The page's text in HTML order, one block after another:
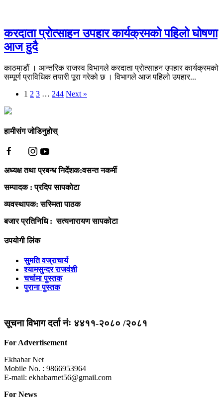
करदाता प्रोत्साहन उपहार कार्यक्रमको पहिलो घोषणा
आज हुदै
काठमाडौं । आन्तरिक राजस्व विभागले करदाता प्रोत्साहन उपहार कार्यक्रमको
सम्पूर्ण प्राविधिक तयारी पूरा गरेको छ । विभागले आज पहिलो उपहार...
1 2 3 … 244 Next »
हामीसंग जोडिनुहोस्
अध्यक्ष तथा प्रबन्ध निर्देशक:वसन्त नकर्मी
सम्पादक : प्रदिप सापकोटा
व्यवस्थापक: सस्मिता पाठक
बजार प्रतिनिधि : सत्यनारायण सापकोटा
उपयोगी लिंक
सुमति वज्राचार्य
श्यामसुन्दर राजवंशी
चर्चामा पुस्तक
पुराना पुस्तक
सूचना विभाग दर्ता नंः ४४११-२०८० /२०८१
For Advertisement
Ekhabar Net
Mobile No. : 9866953964
E-mail: ekhabarnet56@gmail.com
For News